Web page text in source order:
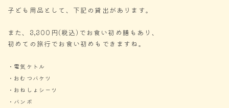
子ども用品として、下記の貸出があります。
また、3,300円(税込)でお食い初め膳もあり、
初めての旅行でお食い初めもできますね。
・電気ケトル
・おむつバケツ
・おねしょシーツ
・バンボ